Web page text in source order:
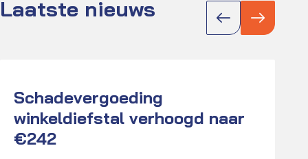
Laatste nieuws
Schadevergoeding
winkeldiefstal verhoogd naar
€242